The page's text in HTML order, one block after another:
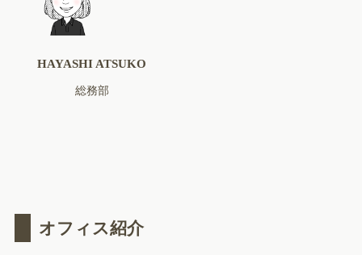
HAYASHI ATSUKO
総務部
オフィス紹介